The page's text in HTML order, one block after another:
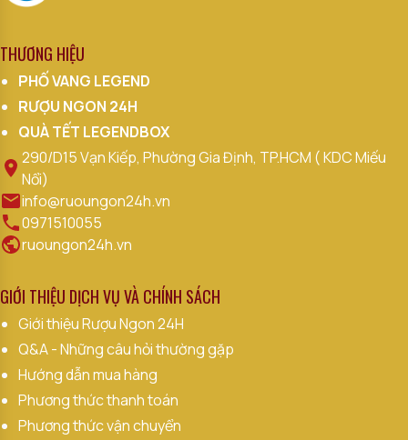
THƯƠNG HIỆU
PHỐ VANG LEGEND
RƯỢU NGON 24H
QUÀ TẾT LEGENDBOX
290/D15 Vạn Kiếp, Phường Gia Định, TP.HCM ( KDC Miếu
Nổi)
info@ruoungon24h.vn
0971510055
ruoungon24h.vn
GIỚI THIỆU DỊCH VỤ VÀ CHÍNH SÁCH
Giới thiệu Rượu Ngon 24H
Q&A - Những câu hỏi thường gặp
Hướng dẫn mua hàng
Phương thức thanh toán
Phương thức vận chuyển